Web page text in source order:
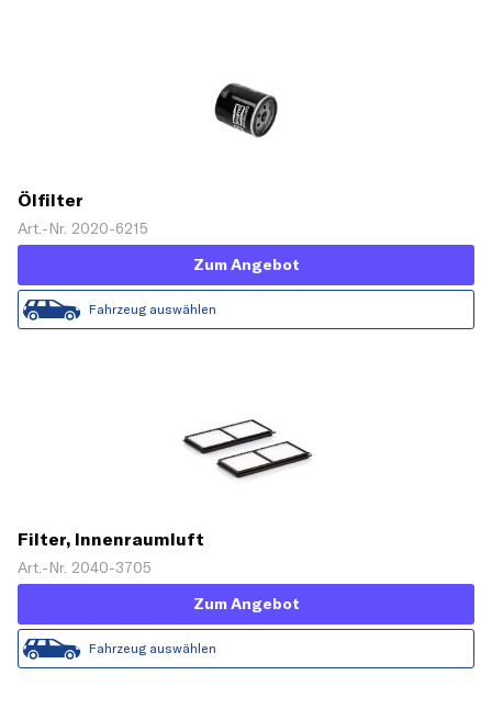
Ölfilter
Art.-Nr. 2020-6215
Zum Angebot
Fahrzeug auswählen
Filter, Innenraumluft
Art.-Nr. 2040-3705
Zum Angebot
Fahrzeug auswählen